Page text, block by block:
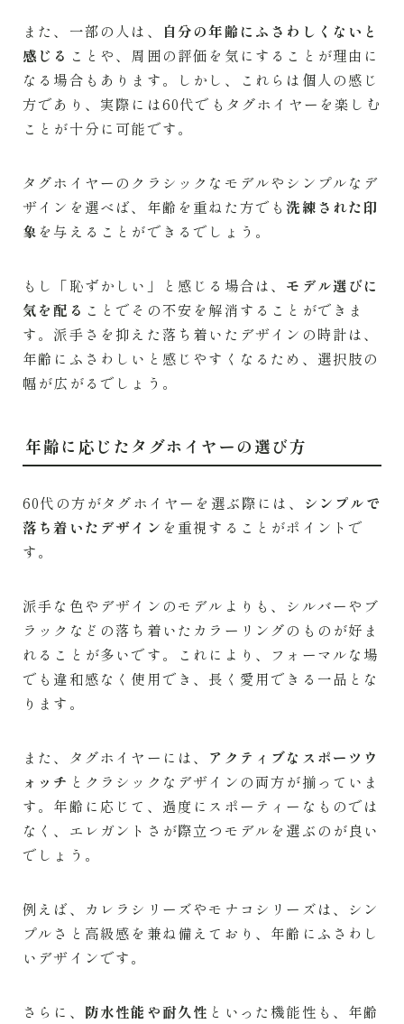
また、一部の人は、
自分の年齢にふさわしくないと
感じる ことや、周囲の評価を気にすることが理由に
なる場合もあります。しかし、これらは個人の感じ
方であり、実際には60代でもタグホイヤーを楽しむ
ことが十分に可能です。
タグホイヤーのクラシックなモデルやシンプルなデ
ザインを選べば、年齢を重ねた方でも洗練された印
象 を与えることができるでしょう。
もし「恥ずかしい」と感じる場合は、 モデル選びに
気を配る ことでその不安を解消することができま
す。派手さを抑えた落ち着いたデザインの時計は、
年齢にふさわしいと感じやすくなるため、選択肢の
幅が広がるでしょう。
年齢に応じたタグホイヤーの選び方
60代の方がタグホイヤーを選ぶ際には、 シンプルで
落ち着いたデザイン を重視することがポイントで
す。
派手な色やデザインのモデルよりも、シルバーやブ
ラックなどの落ち着いたカラーリングのものが好ま
れることが多いです。これにより、フォーマルな場
でも違和感なく使用でき、長く愛用できる一品とな
ります。
また、タグホイヤーには、 アクティブなスポーツウ
ォッチ とクラシックなデザインの両方が揃っていま
す。年齢に応じて、過度にスポーティーなものでは
なく、エレガントさが際立つモデルを選ぶのが良い
でしょう。
例えば、カレラシリーズやモナコシリーズは、シン
プルさと高級感を兼ね備えており、年齢にふさわし
いデザインです。
さらに、 防水性能や耐久性 といった機能性も、年齢